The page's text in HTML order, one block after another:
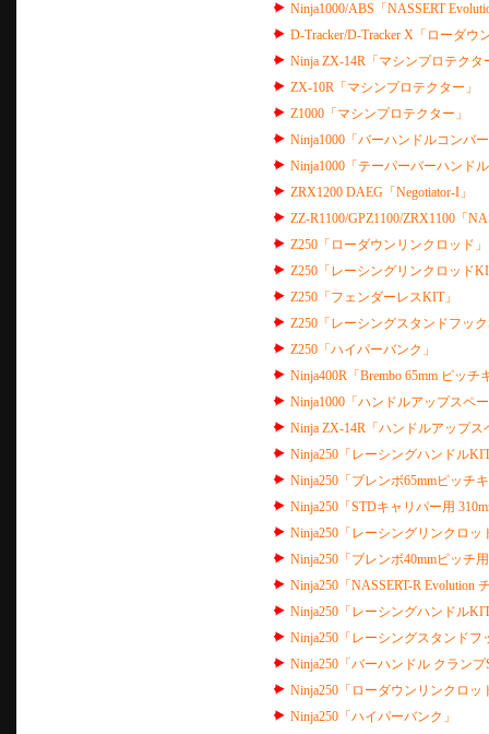
Ninja1000/ABS「NASSERT
D-Tracker/D-Tracker X「ローダウ
Ninja ZX-14R「マシンプロテクタ
ZX-10R「マシンプロテクター」
Z1000「マシンプロテクター」
Ninja1000「バーハンドルコンバ
Ninja1000「テーパーバーハンド
ZRX1200 DAEG「Negotiator-I」
ZZ-R1100/GPZ1100/ZRX1100「
Z250「ローダウンリンクロッド」
Z250「レーシングリンクロッド
Z250「フェンダーレスKIT」
Z250「レーシングスタンドフッ
Z250「ハイパーバンク」
Ninja400R「Brembo 65mm ピッチ
Ninja1000「ハンドルアップスペ
Ninja ZX-14R「ハンドルアップ
Ninja250「レーシングハンドル
Ninja250「ブレンボ65mmピッチ
Ninja250「STDキャリパー用
Ninja250「レーシングリンクロッ
Ninja250「ブレンボ40mmピッチ
Ninja250「NASSERT-R Evolution
Ninja250「レーシングハンドル
Ninja250「レーシングスタンドフ
Ninja250「バーハンドル クランプ
Ninja250「ローダウンリンクロッ
Ninja250「ハイパーバンク」